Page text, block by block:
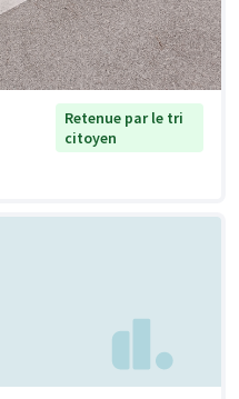
Retenue par le tri
citoyen